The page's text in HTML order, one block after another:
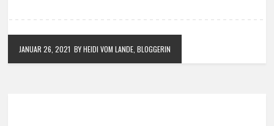
JANUAR 26, 2021 BY HEIDI VOM LANDE, BLOGGERIN